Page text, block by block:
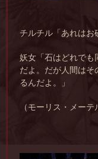
チルチル「あれはお
妖女「石はどれでも
だよ。だが人間はそ
るんだよ。」
（モーリス・メー